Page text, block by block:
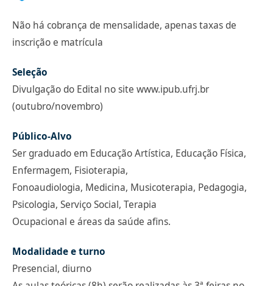
Não há cobrança de mensalidade, apenas taxas de
inscrição e matrícula
Seleção
Divulgação do Edital no site www.ipub.ufrj.br
(outubro/novembro)
Público-Alvo
Ser graduado em Educação Artística, Educação Física,
Enfermagem, Fisioterapia,
Fonoaudiologia, Medicina, Musicoterapia, Pedagogia,
Psicologia, Serviço Social, Terapia
Ocupacional e áreas da saúde afins.
Modalidade e turno
Presencial, diurno